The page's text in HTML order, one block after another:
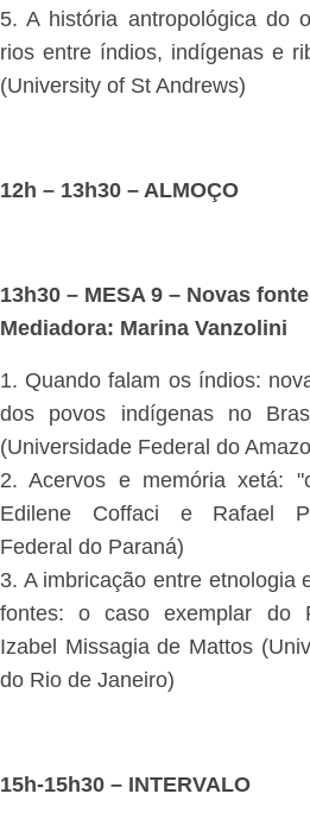
5. A história antropológica do
rios entre índios, indígenas e
(University of St Andrews)
12h – 13h30 – ALMOÇO
13h30 – MESA 9 – Novas
Mediadora: Marina Vanzolini
1. Quando falam os índios:
dos povos indígenas no
(Universidade Federal do
2. Acervos e memória xetá:
Edilene Coffaci e Rafael
Federal do Paraná)
3. A imbricação entre etnologia
fontes: o caso exemplar do
Izabel Missagia de Mattos
do Rio de Janeiro)
15h-15h30 – INTERVALO